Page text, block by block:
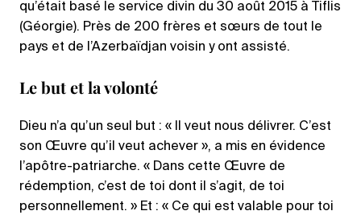
qu’était basé le service divin du 30 août 2015 à Tiflis
(Géorgie). Près de 200 frères et sœurs de tout le
pays et de l’Azerbaïdjan voisin y ont assisté.
Le but et la volonté
Dieu n’a qu’un seul but : « Il veut nous délivrer. C’est
son Œuvre qu’il veut achever », a mis en évidence
l’apôtre-patriarche. « Dans cette Œuvre de
rédemption, c’est de toi dont il s’agit, de toi
personnellement. » Et : « Ce qui est valable pour toi